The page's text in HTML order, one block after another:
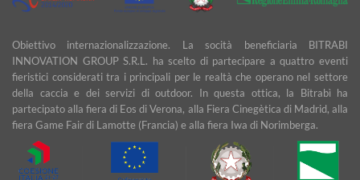
Obiettivo internazionalizzazione. La socità beneficiaria BITRABI
INNOVATION GROUP S.R.L. ha scelto di partecipare a quattro eventi
fieristici considerati tra i principali per le realtà che operano nel settore
della caccia e dei servizi di outdoor. In questa ottica, la Bitrabì ha
partecipato alla fiera di Eos di Verona, alla Fiera Cinegètica di Madrid, alla
fiera Game Fair di Lamotte (Francia) e alla fiera Iwa di Norimberga.